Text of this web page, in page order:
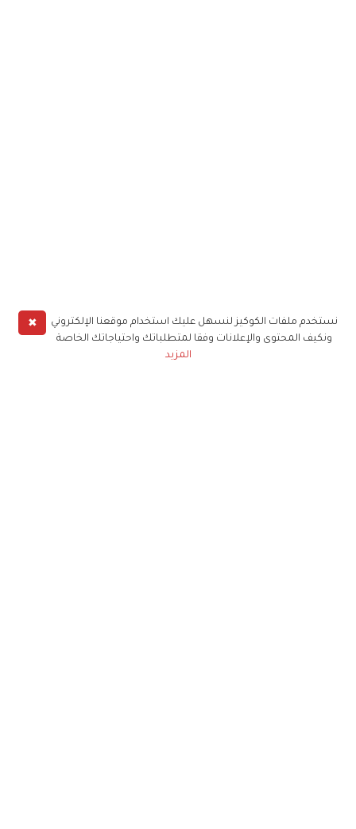
✖
نستخدم ملفات الكوكيز لنسهل عليك استخدام موقعنا الإلكتروني
ونكيف المحتوى والإعلانات وفقا لمتطلباتك واحتياجاتك الخاصة
المزيد